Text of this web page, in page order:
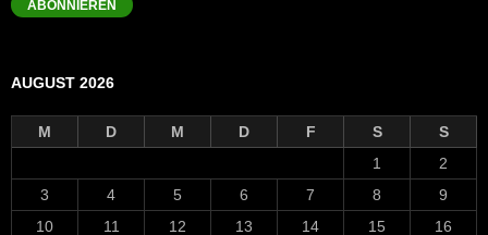
ABONNIEREN
AUGUST 2026
M D M D F S
S
1
2
3
4 5 6 7 8
9
10
11 12 13 14 15 16